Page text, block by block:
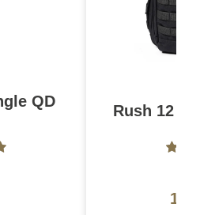
QD
Rush 12